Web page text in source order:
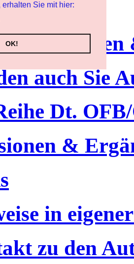
Sie mit hier:
OK!
auch Sie
Dt.
&
in
zu den